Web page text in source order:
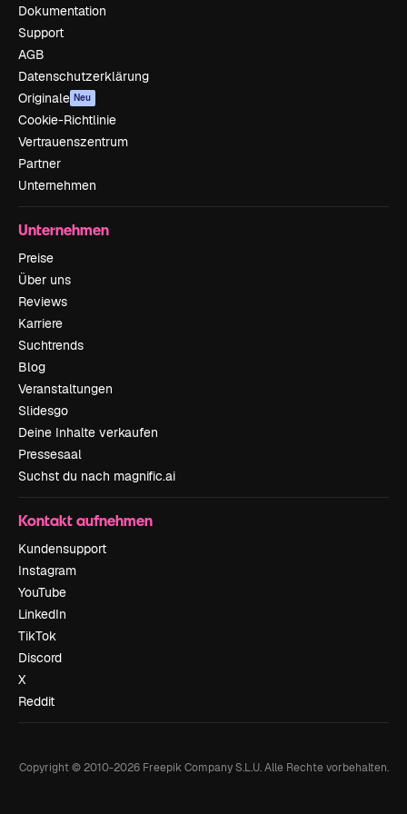
Dokumentation
Support
AGB
Datenschutzerklärung
Originale Neu
Cookie-Richtlinie
Vertrauenszentrum
Partner
Unternehmen
Unternehmen
Preise
Über uns
Reviews
Karriere
Suchtrends
Blog
Veranstaltungen
Slidesgo
Deine Inhalte verkaufen
Pressesaal
Suchst du nach magnific.ai
Kontakt aufnehmen
Kundensupport
Instagram
YouTube
LinkedIn
TikTok
Discord
X
Reddit
Copyright © 2010-2026Freepik Company S.L.U. Alle Rechte vorbehalten.